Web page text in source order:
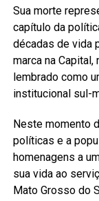
Sua morte
capítulo da
décadas de vida
marca na
lembrado como
institucional sul-
Neste momento
políticas e a
homenagens a
sua vida ao
Mato Grosso do